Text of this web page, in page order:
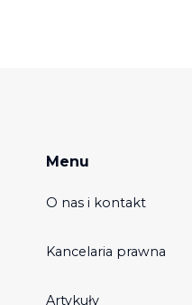
Menu
O nas i kontakt
Kancelaria prawna
Artykuły